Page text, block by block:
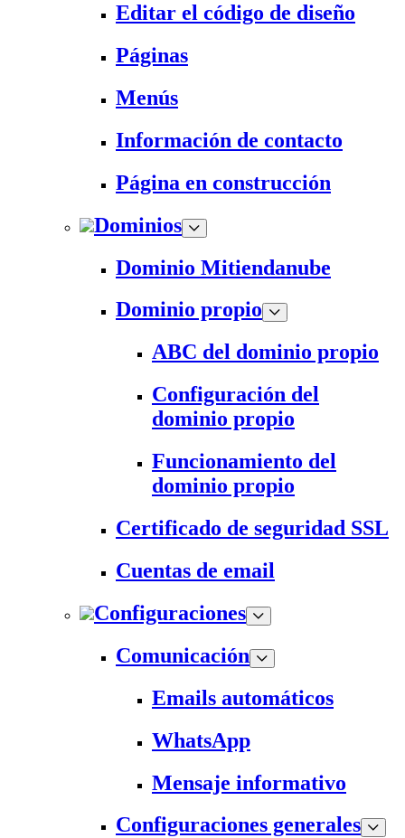
Editar el código de diseño
Páginas
Menús
Información de contacto
Página en construcción
Dominios
Dominio Mitiendanube
Dominio propio
ABC del dominio propio
Configuración del
dominio propio
Funcionamiento del
dominio propio
Certificado de seguridad SSL
Cuentas de email
Configuraciones
Comunicación
Emails automáticos
WhatsApp
Mensaje informativo
Configuraciones generales